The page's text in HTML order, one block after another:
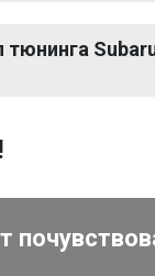
тюнинга